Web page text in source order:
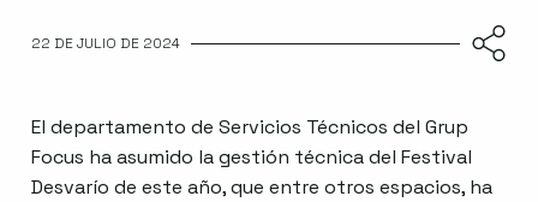
22 DE JULIO DE 2024
El departamento de Servicios Técnicos del Grup
Focus ha asumido la gestión técnica del Festival
Desvarío de este año, que entre otros espacios, ha